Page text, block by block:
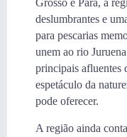
deslumbrantes e
para pescarias
unem ao rio
principais
espetáculo da
pode oferecer.
A região ainda